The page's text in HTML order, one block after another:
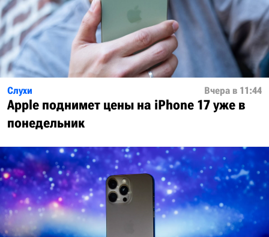
Слухи Вчера в 11:44
Apple поднимет цены на iPhone 17 уже в
понедельник